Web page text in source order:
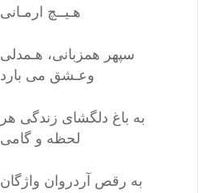
هـیــچ ارمـانی
سپهر همزبانی، هـمدلی
وعـشق می بارد
به باغ دلگشای زندگی هر
لحظه و گامی
به رقص آردروان واژگان